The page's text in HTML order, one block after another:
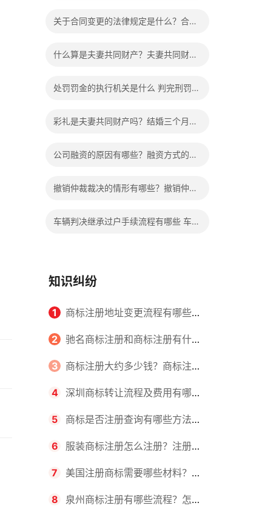
关于合同变更的法律规定是什么？合同
什么算是夫妻共同财产？夫妻共同财产
处罚罚金的执行机关是什么 判完刑罚金
彩礼是夫妻共同财产吗？结婚三个月离
公司融资的原因有哪些？融资方式的种
撤销仲裁裁决的情形有哪些？撤销仲裁
车辆判决继承过户手续流程有哪些 车辆
知识纠纷
1 商标注册地址变更流程有哪些？
怎么提交申请书件？
2 驰名商标注册和商标注册有什么
区别？
3 商标注册大约多少钱？商标注册
查询的方式有哪些？
4 深圳商标转让流程及费用有哪些
要求？商标转让所需时间是多久？
5 商标是否注册查询有哪些方法？
有哪些步骤？
6 服装商标注册怎么注册？注册商
标流程有哪些？
7 美国注册商标需要哪些材料？美
国商标办理流程有哪些？
8 泉州商标注册有哪些流程？怎么